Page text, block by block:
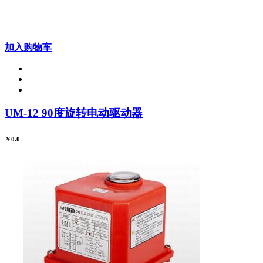
加入购物车
UM-12 90度旋转电动驱动器
￥0.0